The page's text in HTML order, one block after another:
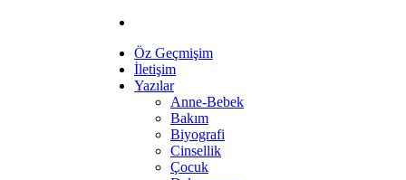
Öz Geçmişim
İletişim
Yazılar
Anne-Bebek
Bakım
Biyografi
Cinsellik
Çocuk